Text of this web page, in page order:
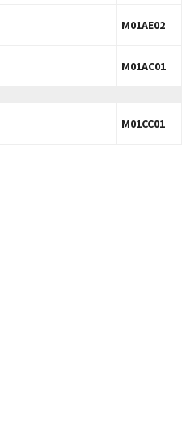
M01AE02
M01AC01
M01CC01